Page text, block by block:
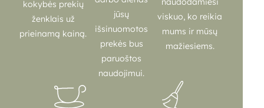
kokybės prekių
ženklais už
prieinamą kainą.
jūsų
išsinuomotos
prekės bus
paruoštos
naudojimui.
viskuo, ko reikia
mums ir mūsų
mažiesiems.